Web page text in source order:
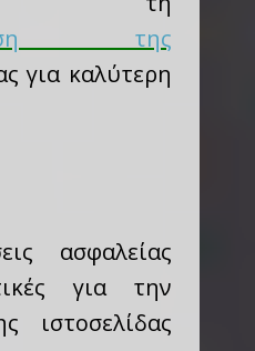
της
για καλύτερη
ασφαλείας
για την
ιστοσελίδας